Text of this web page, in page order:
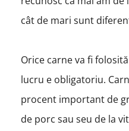
cât de mari sunt
Orice carne va fi
lucru e obligatoriu.
procent important de
de porc sau seu de la